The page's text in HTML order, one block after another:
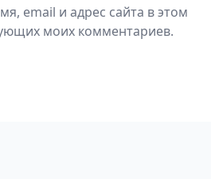
email и адрес сайта в этом
моих комментариев.